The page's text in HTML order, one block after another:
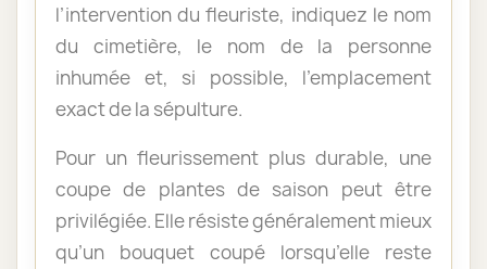
l’intervention du fleuriste, indiquez le nom
du cimetière, le nom de la personne
inhumée et, si possible, l’emplacement
exact de la sépulture.
Pour un fleurissement plus durable, une
coupe de plantes de saison peut être
privilégiée. Elle résiste généralement mieux
qu’un bouquet coupé lorsqu’elle reste